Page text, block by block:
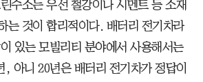
수소는 우선 철강이나 시멘트 등 소재
는 것이 합리적이다. 배터리 전기차라
있는 모빌리티 분야에서 사용해서는
, 아니 20년은 배터리 전기차가 정답이